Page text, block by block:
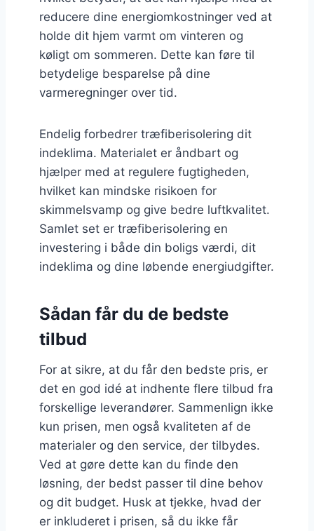
reducere dine energiomkostninger ved at
holde dit hjem varmt om vinteren og
køligt om sommeren. Dette kan føre til
betydelige besparelse på dine
varmeregninger over tid.
Endelig forbedrer træfiberisolering dit
indeklima. Materialet er åndbart og
hjælper med at regulere fugtigheden,
hvilket kan mindske risikoen for
skimmelsvamp og give bedre luftkvalitet.
Samlet set er træfiberisolering en
investering i både din boligs værdi, dit
indeklima og dine løbende energiudgifter.
Sådan får du de bedste
tilbud
For at sikre, at du får den bedste pris, er
det en god idé at indhente flere tilbud fra
forskellige leverandører. Sammenlign ikke
kun prisen, men også kvaliteten af de
materialer og den service, der tilbydes.
Ved at gøre dette kan du finde den
løsning, der bedst passer til dine behov
og dit budget. Husk at tjekke, hvad der
er inkluderet i prisen, så du ikke får